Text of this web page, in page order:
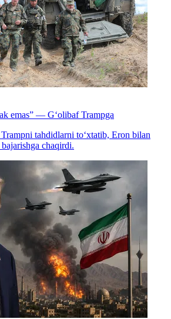
emas” — G‘olibaf Trampga
tahdidlarni to‘xtatib, Eron bilan
chaqirdi.